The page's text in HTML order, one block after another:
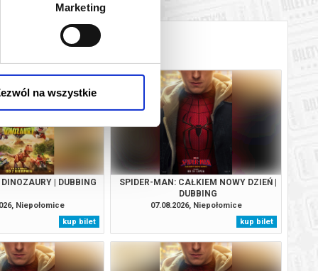
Marketing
na wszystkie
| DUBBING
Niepołomice
kup bilet
SPIDER-MAN: CAŁKIEM NOWY DZIEŃ |
DUBBING
07.08.2026, Niepołomice
kup bilet